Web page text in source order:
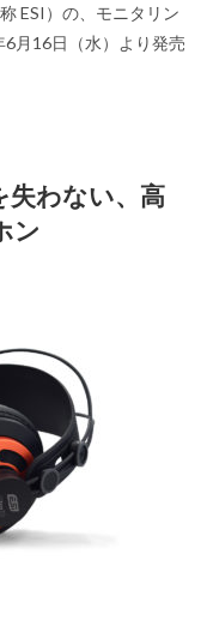
ESI）の、モニタリン
月16日（水）より発売
失わない、高
ン